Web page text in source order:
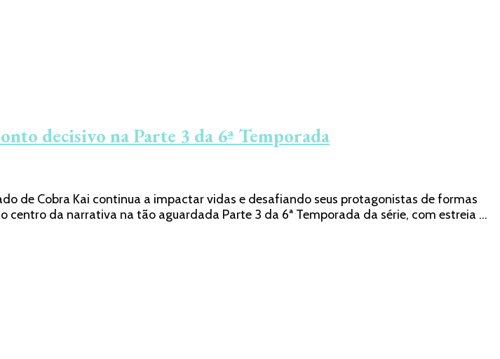
decisivo na Parte 3 da 6ª Temporada
de Cobra Kai continua a impactar vidas e desafiando seus protagonistas de formas
da narrativa na tão aguardada Parte 3 da 6ª Temporada da série, com estreia …